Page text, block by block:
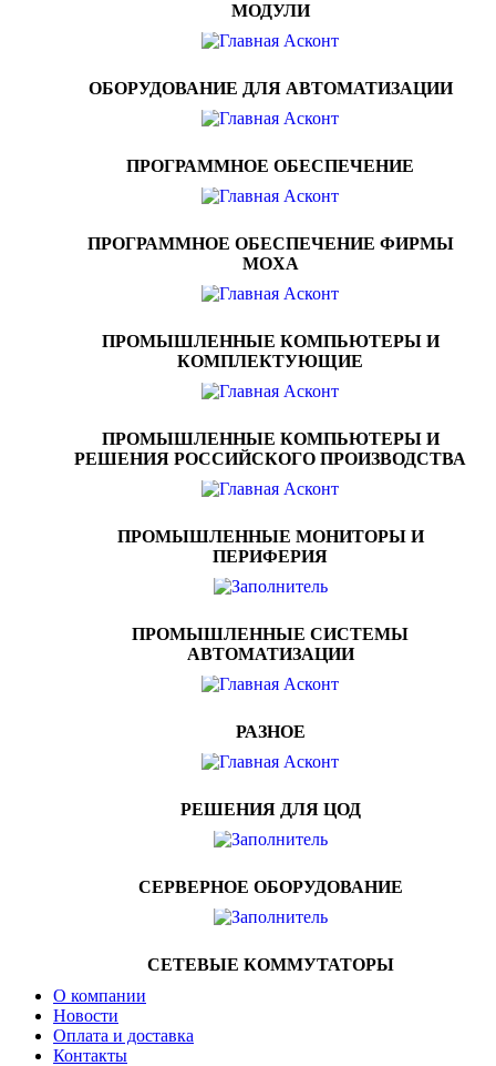
МОДУЛИ
ОБОРУДОВАНИЕ ДЛЯ АВТОМАТИЗАЦИИ
ПРОГРАММНОЕ ОБЕСПЕЧЕНИЕ
ПРОГРАММНОЕ ОБЕСПЕЧЕНИЕ ФИРМЫ
MOXA
ПРОМЫШЛЕННЫЕ КОМПЬЮТЕРЫ И
КОМПЛЕКТУЮЩИЕ
ПРОМЫШЛЕННЫЕ КОМПЬЮТЕРЫ И
РЕШЕНИЯ РОССИЙСКОГО ПРОИЗВОДСТВА
ПРОМЫШЛЕННЫЕ МОНИТОРЫ И
ПЕРИФЕРИЯ
ПРОМЫШЛЕННЫЕ СИСТЕМЫ
АВТОМАТИЗАЦИИ
РАЗНОЕ
РЕШЕНИЯ ДЛЯ ЦОД
СЕРВЕРНОЕ ОБОРУДОВАНИЕ
СЕТЕВЫЕ КОММУТАТОРЫ
О компании
Новости
Оплата и доставка
Контакты